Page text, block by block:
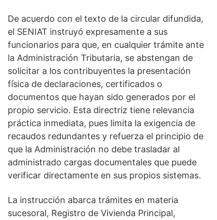
De acuerdo con el texto de la circular difundida,
el SENIAT instruyó expresamente a sus
funcionarios para que, en cualquier trámite ante
la Administración Tributaria, se abstengan de
solicitar a los contribuyentes la presentación
física de declaraciones, certificados o
documentos que hayan sido generados por el
propio servicio. Esta directriz tiene relevancia
práctica inmediata, pues limita la exigencia de
recaudos redundantes y refuerza el principio de
que la Administración no debe trasladar al
administrado cargas documentales que puede
verificar directamente en sus propios sistemas.
La instrucción abarca trámites en materia
sucesoral, Registro de Vivienda Principal,